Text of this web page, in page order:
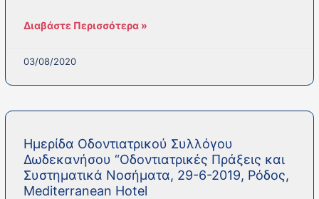
Διαβάστε Περισσότερα »
03/08/2020
Ημερίδα Οδοντιατρικού Συλλόγου
Δωδεκανήσου “Οδοντιατρικές Πράξεις και
Συστηματικά Νοσήματα, 29-6-2019, Ρόδος,
Mediterranean Hotel